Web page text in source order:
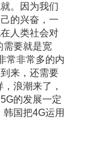
。因为我们
的兴奋，一
人类社会对
需要就是宽
常非常多的内
来，还需要
浪潮来了，
的发展一定
国把4G运用